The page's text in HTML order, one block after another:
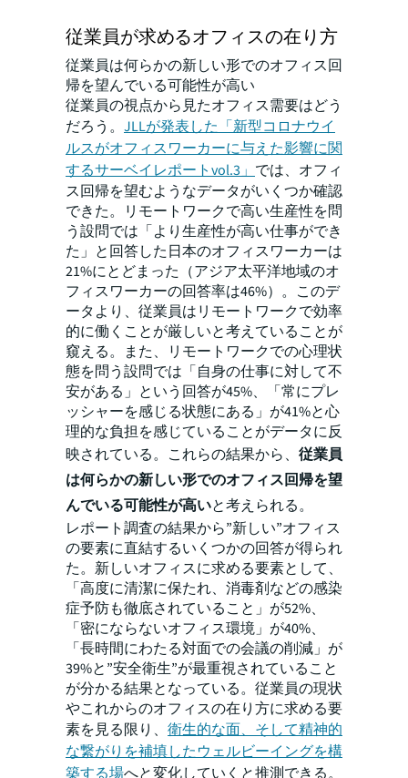
従業員が求めるオフィスの在り方
従業員は何らかの新しい形でのオフィス回
帰を望んでいる可能性が高い
従業員の視点から見たオフィス需要はどう
だろう。 JLLが発表した「新型コロナウイ
ルスがオフィスワーカーに与えた影響に関
するサーベイレポートvol.3」 では、オフィ
ス回帰を望むようなデータがいくつか確認
できた。リモートワークで高い生産性を問
う設問では「より生産性が高い仕事ができ
た」と回答した日本のオフィスワーカーは
21%にとどまった（アジア太平洋地域のオ
フィスワーカーの回答率は46%）。このデ
ータより、従業員はリモートワークで効率
的に働くことが厳しいと考えていることが
窺える。また、リモートワークでの心理状
態を問う設問では「自身の仕事に対して不
安がある」という回答が45%、「常にプレ
ッシャーを感じる状態にある」が41%と心
理的な負担を感じていることがデータに反
映されている。これらの結果から、 従業員
は何らかの新しい形でのオフィス回帰を望
んでいる可能性が高いと考えられる。
レポート調査の結果から”新しい”オフィス
の要素に直結するいくつかの回答が得られ
た。新しいオフィスに求める要素として、
「高度に清潔に保たれ、消毒剤などの感染
症予防も徹底されていること」が52%、
「密にならないオフィス環境」が40%、
「長時間にわたる対面での会議の削減」が
39%と”安全衛生”が最重視されていること
が分かる結果となっている。従業員の現状
やこれからのオフィスの在り方に求める要
素を見る限り、 衛生的な面、そして精神的
な繋がりを補填したウェルビーイングを構
築する場へと変化していくと推測できる。